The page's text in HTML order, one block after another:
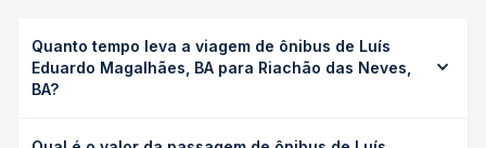
Quanto tempo leva a viagem de ônibus de Luís
Eduardo Magalhães, BA para Riachão das Neves,
BA?